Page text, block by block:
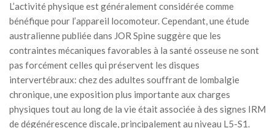
L’activité physique est généralement considérée comme
bénéfique pour l’appareil locomoteur. Cependant, une étude
australienne publiée dans JOR Spine suggère que les
contraintes mécaniques favorables à la santé osseuse ne sont
pas forcément celles qui préservent les disques
intervertébraux: chez des adultes souffrant de lombalgie
chronique, une exposition plus importante aux charges
physiques tout au long de la vie était associée à des signes IRM
de dégénérescence discale, principalement au niveau L5-S1.